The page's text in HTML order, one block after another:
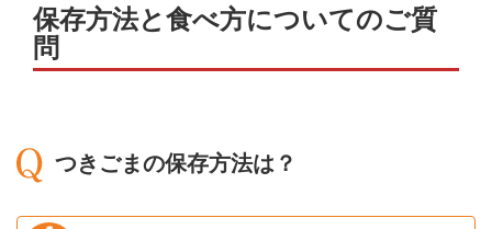
保存方法と食べ方についてのご質
問
つきごまの保存方法は？